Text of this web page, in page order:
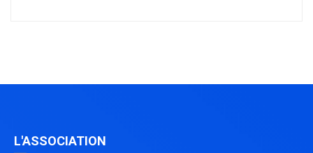
L'ASSOCIATION